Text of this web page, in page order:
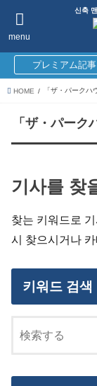
신축
menu
プレミアム記事
HOME 「ザ・パーク
「ザ・パー
기사를 찾
찾는 키워드로
시 찾으시거나
키워드 검색